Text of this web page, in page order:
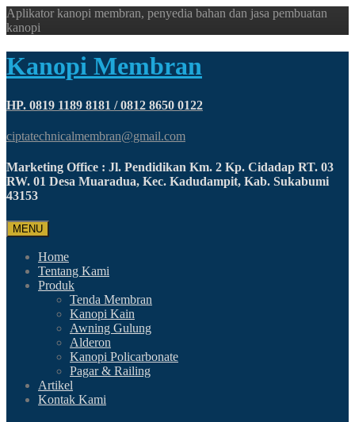
Aplikator kanopi membran, penyedia bahan dan jasa pembuatan
kanopi
Kanopi Membran
HP. 0819 1189 8181 / 0812 8650 0122
ciptatechnicalmembran@gmail.com
Marketing Office : Jl. Pendidikan Km. 2 Kp. Cidadap RT. 03
RW. 01 Desa Muaradua, Kec. Kadudampit, Kab. Sukabumi
43153
MENU
Home
Tentang Kami
Produk
Tenda Membran
Kanopi Kain
Awning Gulung
Alderon
Kanopi Policarbonate
Pagar & Railing
Artikel
Kontak Kami